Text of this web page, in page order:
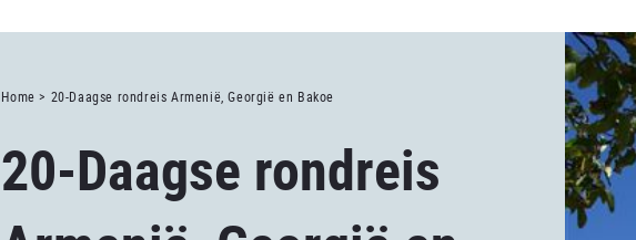
Home > 20-Daagse rondreis Armenië, Georgië en Bakoe
20-Daagse rondreis